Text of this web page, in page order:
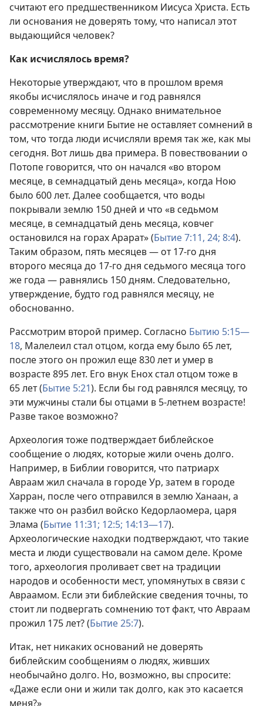
считают его предшественником Иисуса Христа. Есть
ли основания не доверять тому, что написал этот
выдающийся человек?
Как исчислялось время?
Некоторые утверждают, что в прошлом время
якобы исчислялось иначе и год равнялся
современному месяцу. Однако внимательное
рассмотрение книги Бытие не оставляет сомнений в
том, что тогда люди исчисляли время так же, как мы
сегодня. Вот лишь два примера. В повествовании о
Потопе говорится, что он начался «во втором
месяце, в семнадцатый день месяца», когда Ною
было 600 лет. Далее сообщается, что воды
покрывали землю 150 дней и что «в седьмом
месяце, в семнадцатый день месяца, ковчег
остановился на горах Арарат» (Бытие 7:11, 24; 8:4).
Таким образом, пять месяцев — от 17-го дня
второго месяца до 17-го дня седьмого месяца того
же года — равнялись 150 дням. Следовательно,
утверждение, будто год равнялся месяцу, не
обоснованно.
Рассмотрим второй пример. Согласно Бытию 5:15—
18, Малелеил стал отцом, когда ему было 65 лет,
после этого он прожил еще 830 лет и умер в
возрасте 895 лет. Его внук Енох стал отцом тоже в
65 лет (Бытие 5:21). Если бы год равнялся месяцу, то
эти мужчины стали бы отцами в 5-летнем возрасте!
Разве такое возможно?
Археология тоже подтверждает библейское
сообщение о людях, которые жили очень долго.
Например, в Библии говорится, что патриарх
Авраам жил сначала в городе Ур, затем в городе
Харран, после чего отправился в землю Ханаан, а
также что он разбил войско Кедорлаомера, царя
Элама (Бытие 11:31; 12:5; 14:13—17).
Археологические находки подтверждают, что такие
места и люди существовали на самом деле. Кроме
того, археология проливает свет на традиции
народов и особенности мест, упомянутых в связи с
Авраамом. Если эти библейские сведения точны, то
стоит ли подвергать сомнению тот факт, что Авраам
прожил 175 лет? (Бытие 25:7).
Итак, нет никаких оснований не доверять
библейским сообщениям о людях, живших
необычайно долго. Но, возможно, вы спросите:
«Даже если они и жили так долго, как это касается
меня?»